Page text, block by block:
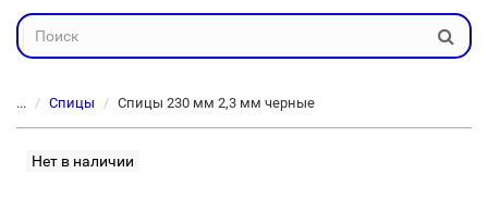
... Спицы Спицы 230 мм 2,3 мм черные
Нет в наличии